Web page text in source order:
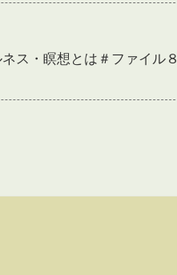
ス・瞑想とは＃ファイル８